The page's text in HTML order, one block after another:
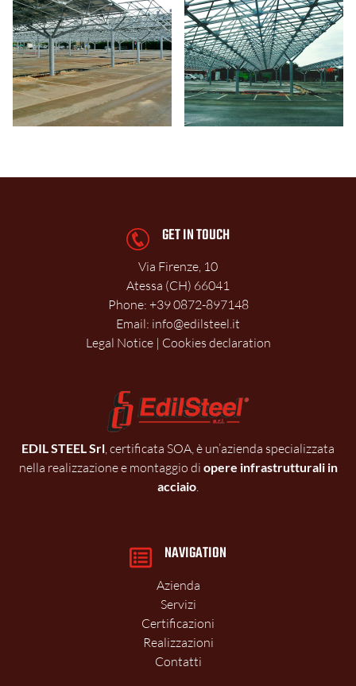
CERTIFICAZIONI
REALIZZAZIONI
GET IN TOUCH
Via Firenze, 10
Atessa (CH) 66041
Phone: +39 0872-897148
Email: info@edilsteel.it
Legal Notice| Cookies declaration
EDIL STEEL Srl, certificata SOA, è un’azienda specializzata
nella realizzazione e montaggio di opere infrastrutturali in
acciaio.
NAVIGATION
Azienda
Servizi
Certificazioni
Realizzazioni
Contatti